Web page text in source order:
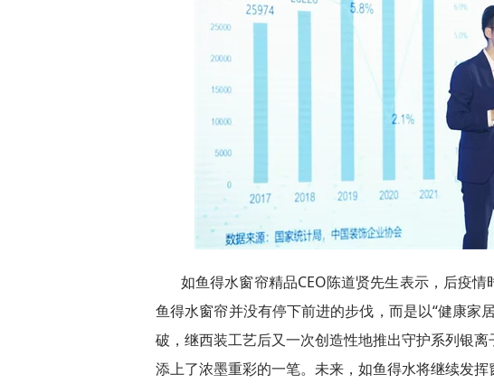
如鱼得水窗帘精品CEO陈道贤先生表示，后疫
鱼得水窗帘并没有停下前进的步伐，而是以“健康家
破，继西装工艺后又一次创造性地推出守护系列银
添上了浓墨重彩的一笔。未来，如鱼得水将继续发